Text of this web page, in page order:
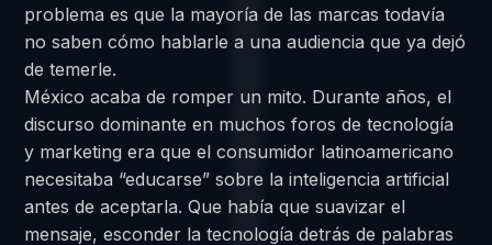
problema es que la mayoría de las marcas todavía
no saben cómo hablarle a una audiencia que ya dejó
de temerle.
México acaba de romper un mito. Durante años, el
discurso dominante en muchos foros de tecnología
y marketing era que el consumidor latinoamericano
necesitaba “educarse” sobre la inteligencia artificial
antes de aceptarla. Que había que suavizar el
mensaje, esconder la tecnología detrás de palabras